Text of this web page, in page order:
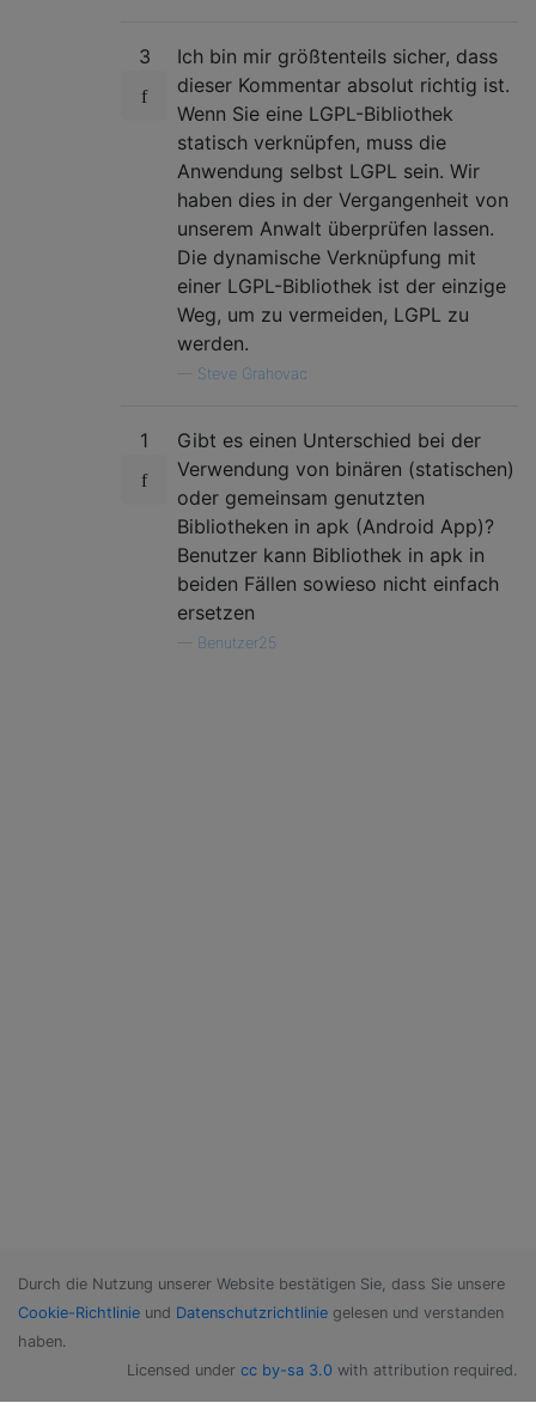
3
Ich bin mir größtenteils sicher, dass
dieser Kommentar absolut richtig ist.
Wenn Sie eine LGPL-Bibliothek
statisch verknüpfen, muss die
Anwendung selbst LGPL sein. Wir
haben dies in der Vergangenheit von
unserem Anwalt überprüfen lassen.
Die dynamische Verknüpfung mit
einer LGPL-Bibliothek ist der einzige
Weg, um zu vermeiden, LGPL zu
werden.
Steve Grahovac
1
Gibt es einen Unterschied bei der
Verwendung von binären (statischen)
oder gemeinsam genutzten
Bibliotheken in apk (Android App)?
Benutzer kann Bibliothek in apk in
beiden Fällen sowieso nicht einfach
ersetzen
Benutzer25
Durch die Nutzung unserer Website bestätigen Sie, dass Sie unsere
Cookie-Richtlinie und Datenschutzrichtlinie gelesen und verstanden
haben.
Licensed under cc by-sa 3.0 with attribution required.